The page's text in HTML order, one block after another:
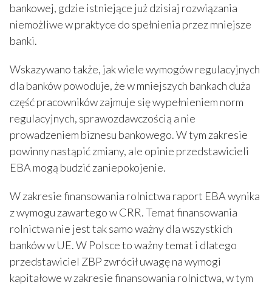
bankowej, gdzie istniejące już dzisiaj rozwiązania
niemożliwe w praktyce do spełnienia przez mniejsze
banki.
Wskazywano także, jak wiele wymogów regulacyjnych
dla banków powoduje, że w mniejszych bankach duża
część pracowników zajmuje się wypełnieniem norm
regulacyjnych, sprawozdawczością a nie
prowadzeniem biznesu bankowego. W tym zakresie
powinny nastąpić zmiany, ale opinie przedstawicieli
EBA mogą budzić zaniepokojenie.
W zakresie finansowania rolnictwa raport EBA wynika
z wymogu zawartego w CRR. Temat finansowania
rolnictwa nie jest tak samo ważny dla wszystkich
banków w UE. W Polsce to ważny temat i dlatego
przedstawiciel ZBP zwrócił uwagę na wymogi
kapitałowe w zakresie finansowania rolnictwa, w tym